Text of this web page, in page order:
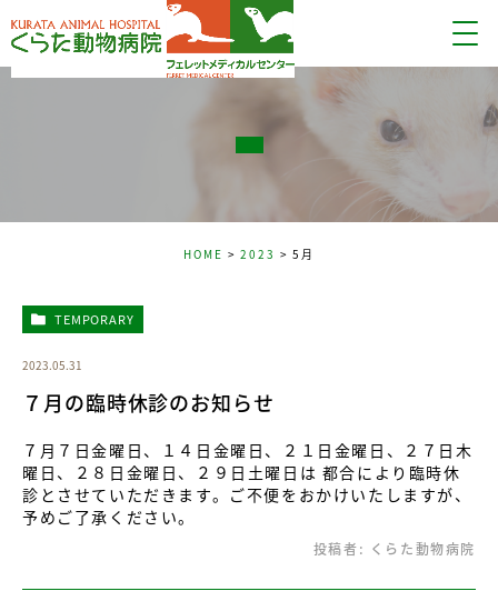
HOME 2023 5月
TEMPORARY
2023.05.31
７月の臨時休診のお知らせ
７月７日金曜日、１４日金曜日、２１日金曜日、２７日木
曜日、２８日金曜日、２９日土曜日は 都合により臨時休
診とさせていただきます。ご不便をおかけいたしますが、
予めご了承ください。
投稿者: くらた動物病院